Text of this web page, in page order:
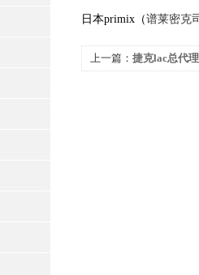
日本primix（谱莱密克
上一篇： 捷克lac总代理